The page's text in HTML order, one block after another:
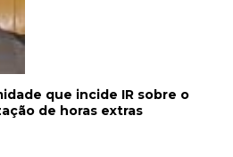
que incide IR sobre o
de horas extras